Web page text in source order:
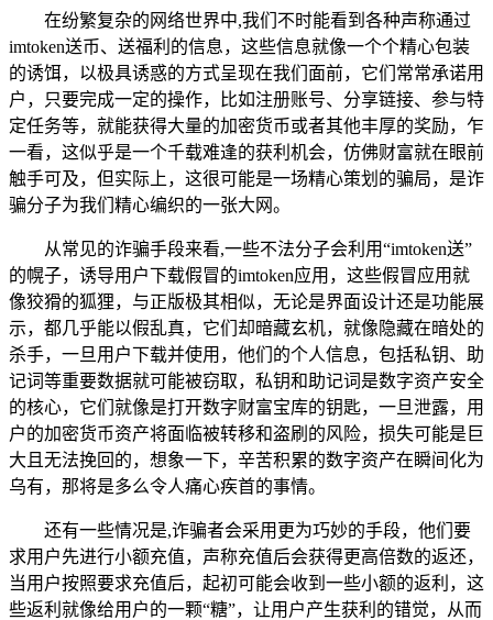
在纷繁复杂的网络世界中,我们不时能看到各种声称通过
imtoken送币、送福利的信息，这些信息就像一个个精心包装
的诱饵，以极具诱惑的方式呈现在我们面前，它们常常承诺用
户，只要完成一定的操作，比如注册账号、分享链接、参与特
定任务等，就能获得大量的加密货币或者其他丰厚的奖励，乍
一看，这似乎是一个千载难逢的获利机会，仿佛财富就在眼前
触手可及，但实际上，这很可能是一场精心策划的骗局，是诈
骗分子为我们精心编织的一张大网。
从常见的诈骗手段来看,一些不法分子会利用“imtoken送”
的幌子，诱导用户下载假冒的imtoken应用，这些假冒应用就
像狡猾的狐狸，与正版极其相似，无论是界面设计还是功能展
示，都几乎能以假乱真，它们却暗藏玄机，就像隐藏在暗处的
杀手，一旦用户下载并使用，他们的个人信息，包括私钥、助
记词等重要数据就可能被窃取，私钥和助记词是数字资产安全
的核心，它们就像是打开数字财富宝库的钥匙，一旦泄露，用
户的加密货币资产将面临被转移和盗刷的风险，损失可能是巨
大且无法挽回的，想象一下，辛苦积累的数字资产在瞬间化为
乌有，那将是多么令人痛心疾首的事情。
还有一些情况是,诈骗者会采用更为巧妙的手段，他们要
求用户先进行小额充值，声称充值后会获得更高倍数的返还，
当用户按照要求充值后，起初可能会收到一些小额的返利，这
些返利就像给用户的一颗“糖”，让用户产生获利的错觉，从而